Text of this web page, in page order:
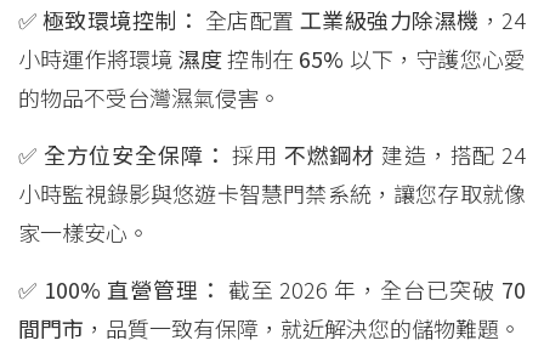
✅極致環境控制： 全店配置 工業級強力除濕機 ，24
小時運作將環境濕度控制在 65% 以下，守護您心愛
的物品不受台灣濕氣侵害。
✅ 全方位安全保障： 採用 不燃鋼材 建造，搭配 24
小時監視錄影與悠遊卡智慧門禁系統，讓您存取就像
家一樣安心。
✅ 100% 直營管理： 截至 2026 年，全台已突破 70
間門市 ，品質一致有保障，就近解決您的儲物難題。